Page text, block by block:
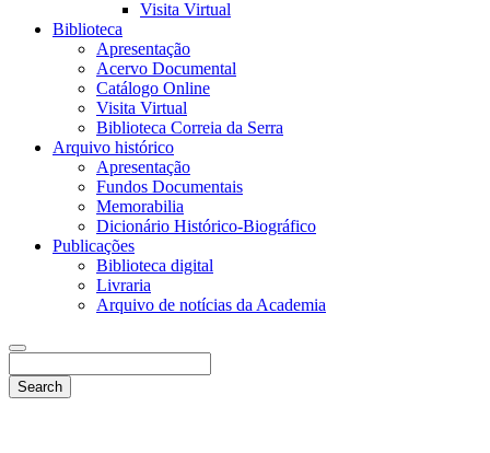
Visita Virtual
Biblioteca
Apresentação
Acervo Documental
Catálogo Online
Visita Virtual
Biblioteca Correia da Serra
Arquivo histórico
Apresentação
Fundos Documentais
Memorabilia
Dicionário Histórico-Biográfico
Publicações
Biblioteca digital
Livraria
Arquivo de notícias da Academia